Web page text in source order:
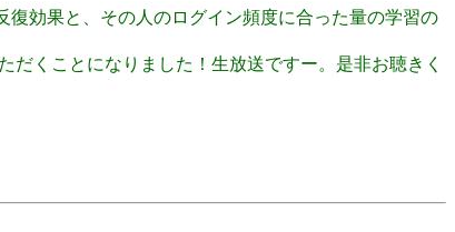
効果と、その人のログイン頻度に合った量の学習の
くことになりました！生放送ですー。是非お聴きく